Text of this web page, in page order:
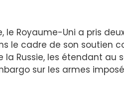
le Royaume-Uni a pris
le cadre de son soutien
Russie, les étendant au
sur les armes imposé